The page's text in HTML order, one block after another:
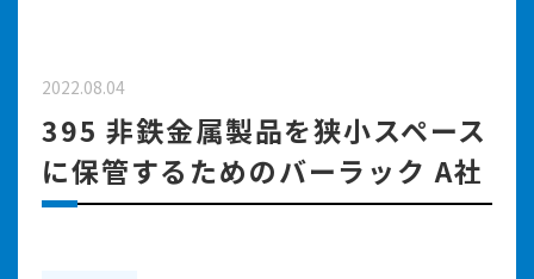
2022.08.04
395 非鉄金属製品を狭小スペース
に保管するためのバーラック A社